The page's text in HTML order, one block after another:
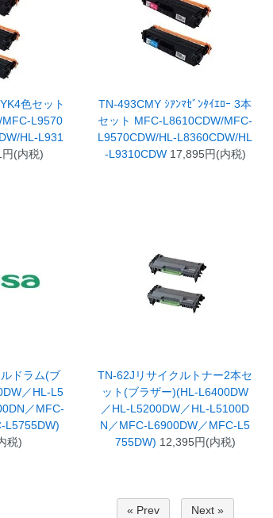
色セット
L9570
HL-L931
(内税)
TN-493CMY ｼｱﾝﾏｾﾞﾝﾀｲｴﾛｰ 3本
セット MFC-L8610CDW/MFC-
L9570CDW/HL-L8360CDW/HL
-L9310CDW17,895円(内税)
ドラム(ブ
／HL-L5
／MFC-
L5755DW)
税)
TN-62Jリサイクルトナー2本セ
ット(ブラザー)(HL-L6400DW
／HL-L5200DW／HL-L5100D
N／MFC-L6900DW／MFC-L5
755DW) 12,395円(内税)
« Prev
Next »